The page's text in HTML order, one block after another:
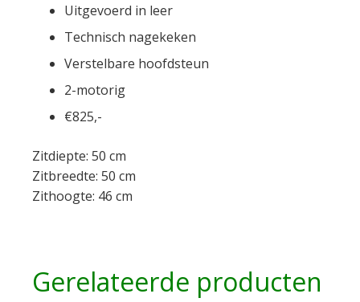
Uitgevoerd in leer
Technisch nagekeken
Verstelbare hoofdsteun
2-motorig
€825,-
Zitdiepte: 50 cm
Zitbreedte: 50 cm
Zithoogte: 46 cm
Gerelateerde producten